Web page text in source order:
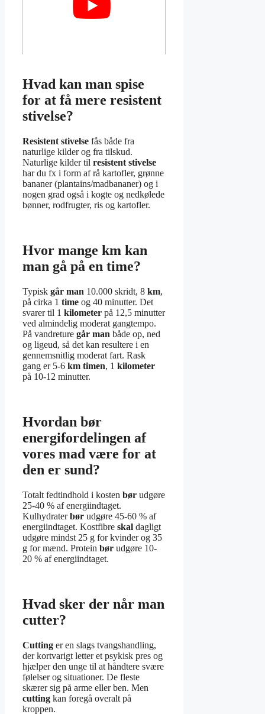
Hvad kan man spise
for at få mere resistent
stivelse?
Resistent stivelse fås både fra
naturlige kilder og fra tilskud.
Naturlige kilder til resistent stivelse
har du fx i form af rå kartofler, grønne
bananer (plantains/madbananer) og i
nogen grad også i kogte og nedkølede
bønner, rodfrugter, ris og kartofler.
Hvor mange km kan
man gå på en time?
Typisk går man 10.000 skridt, 8 km,
på cirka 1 time og 40 minutter. Det
svarer til 1 kilometer på 12,5 minutter
ved almindelig moderat gangtempo.
På vandreture går man både op, ned
og ligeud, så det kan resultere i en
gennemsnitlig moderat fart. Rask
gang er 5-6 km timen, 1 kilometer
på 10-12 minutter.
Hvordan bør
energifordelingen af
vores mad være for at
den er sund?
Totalt fedtindhold i kosten bør udgøre
25-40 % af energiindtaget.
Kulhydraterbør udgøre 45-60 % af
energiindtaget. Kostfibre skal dagligt
udgøre mindst 25 g for kvinder og 35
g for mænd. Protein bør udgøre 10-
20 % af energiindtaget.
Hvad sker der når man
cutter?
Cutting er en slags tvangshandling,
der kortvarigt letter et psykisk pres og
hjælper den unge til at håndtere svære
følelser og situationer. De fleste
skærer sig på arme eller ben. Men
cutting kan foregå overalt på
kroppen.